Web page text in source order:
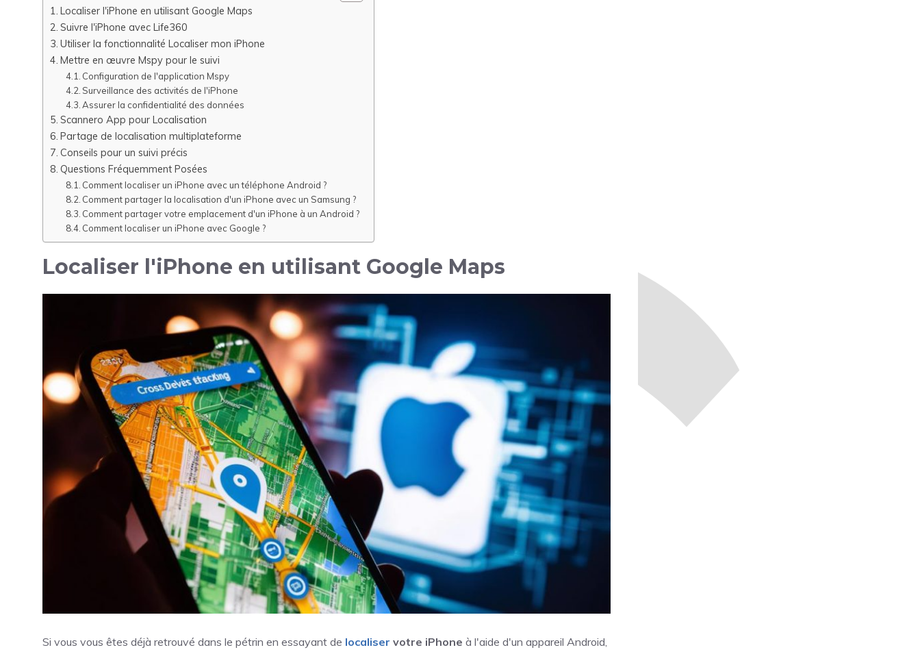
Localiser l'iPhone en utilisant Google Maps
Suivre l'iPhone avec Life360
Utiliser la fonctionnalité Localiser mon iPhone
Mettre en œuvre Mspy pour le suivi
Configuration de l'application Mspy
Surveillance des activités de l'iPhone
Assurer la confidentialité des données
Scannero App pour Localisation
Partage de localisation multiplateforme
Conseils pour un suivi précis
Questions Fréquemment Posées
Comment localiser un iPhone avec un téléphone Android ?
Comment partager la localisation d'un iPhone avec un Samsung ?
Comment partager votre emplacement d'un iPhone à un Android ?
Comment localiser un iPhone avec Google ?
Localiser l'iPhone en utilisant Google Maps
Si vous vous êtes déjà retrouvé dans le pétrin en essayant de localiser votre iPhone à l'aide d'un appareil Android,